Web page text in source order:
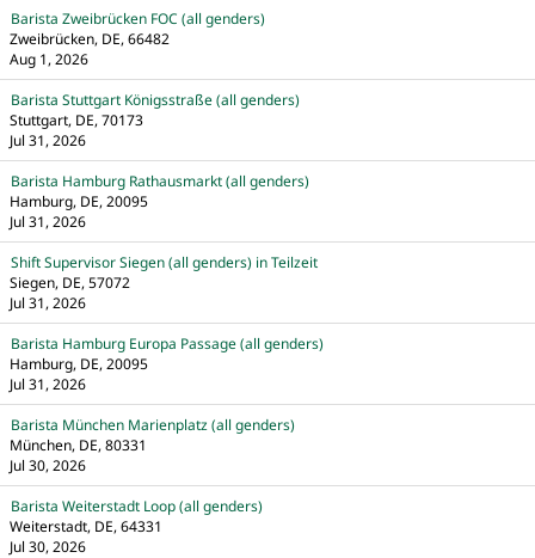
Barista Zweibrücken FOC (all genders)
Zweibrücken, DE, 66482
Aug 1, 2026
Barista Stuttgart Königsstraße (all genders)
Stuttgart, DE, 70173
Jul 31, 2026
Barista Hamburg Rathausmarkt (all genders)
Hamburg, DE, 20095
Jul 31, 2026
Shift Supervisor Siegen (all genders) in Teilzeit
Siegen, DE, 57072
Jul 31, 2026
Barista Hamburg Europa Passage (all genders)
Hamburg, DE, 20095
Jul 31, 2026
Barista München Marienplatz (all genders)
München, DE, 80331
Jul 30, 2026
Barista Weiterstadt Loop (all genders)
Weiterstadt, DE, 64331
Jul 30, 2026